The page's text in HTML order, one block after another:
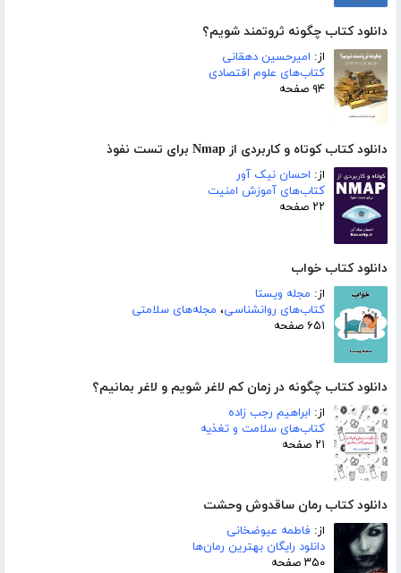
دانلود کتاب چگونه ثروتمند شویم؟
از: امیرحسین دهقانی
کتاب‌های علوم اقتصادی
۹۴ صفحه
دانلود کتاب کوتاه و کاربردی از Nmap برای تست نفوذ
از: احسان نیک آور
کتاب‌های آموزش امنیت
۲۲ صفحه
دانلود کتاب خواب
از: مجله ویستا
کتاب‌های روانشناسی، مجله‌های سلامتی
۶۵۱ صفحه
دانلود کتاب چگونه در زمان کم لاغر شویم و لاغر بمانیم؟
از: ابراهیم رجب زاده
کتاب‌های سلامت و تغذیه
۲۱ صفحه
دانلود کتاب رمان ساقدوش وحشت
از: فاطمه عیوضخانی
دانلود رایگان بهترین رمان‌ها
۳۵۰ صفحه